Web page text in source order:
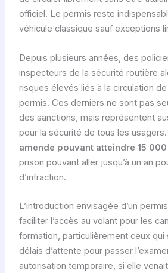
officiel. Le permis reste
véhicule classique sauf exceptions
Depuis plusieurs années, des
inspecteurs de la sécurité routière
risques élevés liés à la circulation
permis. Ces derniers ne sont pas
des sanctions, mais représentent
pour la sécurité de tous les
amende pouvant atteindre 15
prison pouvant aller jusqu’à un an
d’infraction.
L’introduction envisagée d’un
faciliter l’accès au volant pour les
formation, particulièrement ceux qui
délais d’attente pour passer
autorisation temporaire, si elle